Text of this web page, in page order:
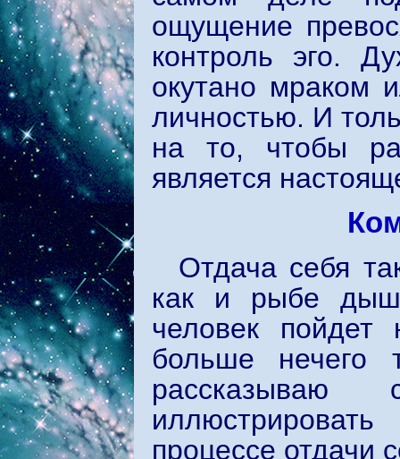
ощущение
контроль эго.
окутано мраком
личностью. И
на то, чтобы
является
Отдача себя
как и рыбе
человек
больше нечего
рассказываю
процессе отдачи